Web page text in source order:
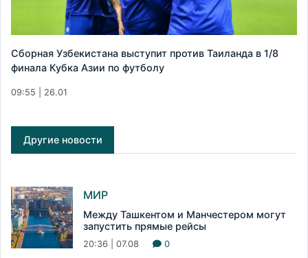
Сборная Узбекистана выступит против Таиланда в 1/8
финала Кубка Азии по футболу
09:55 | 26.01
Другие новости
МИР
Между Ташкентом и Манчестером могут
запустить прямые рейсы
20:36 | 07.08 0